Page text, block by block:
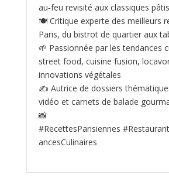
au‑feu revisité aux classiques
🍽️ Critique experte des meilleurs
Paris, du bistrot de quartier aux
🌱 Passionnée par les tendances
street food, cuisine fusion,
innovations végétales
✍️ Autrice de dossiers
vidéo et carnets de balade
📸
#RecettesParisiennes
ancesCulinaires